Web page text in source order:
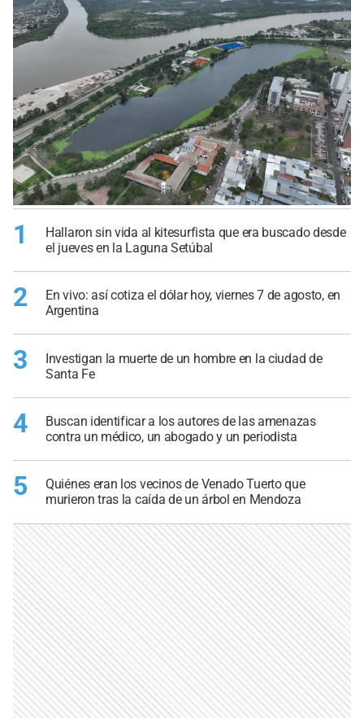
1
Hallaron sin vida al kitesurfista que era buscado desde
el jueves en la Laguna Setúbal
2
En vivo: así cotiza el dólar hoy, viernes 7 de agosto, en
Argentina
3
Investigan la muerte de un hombre en la ciudad de
Santa Fe
4
Buscan identificar a los autores de las amenazas
contra un médico, un abogado y un periodista
5
Quiénes eran los vecinos de Venado Tuerto que
murieron tras la caída de un árbol en Mendoza